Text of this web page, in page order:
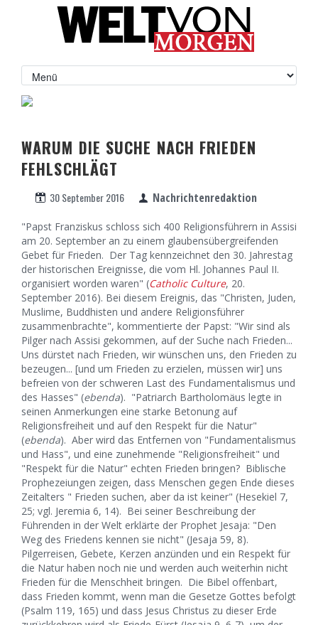
WARUM DIE SUCHE NACH FRIEDEN
FEHLSCHLÄGT
30 September 2016 Nachrichtenredaktion
"Papst Franziskus schloss sich 400 Religionsführern in Assisi
am 20. September an zu einem glaubensübergreifenden
Gebet für Frieden. Der Tag kennzeichnet den 30. Jahrestag
der historischen Ereignisse, die vom Hl. Johannes Paul II.
organisiert worden waren" (Catholic Culture, 20.
September 2016). Bei diesem Ereignis, das "Christen, Juden,
Muslime, Buddhisten und andere Religionsführer
zusammenbrachte", kommentierte der Papst: "Wir sind als
Pilger nach Assisi gekommen, auf der Suche nach Frieden...
Uns dürstet nach Frieden, wir wünschen uns, den Frieden zu
bezeugen... [und um Frieden zu erzielen, müssen wir] uns
befreien von der schweren Last des Fundamentalismus und
des Hasses" (ebenda). "Patriarch Bartholomäus legte in
seinen Anmerkungen eine starke Betonung auf
Religionsfreiheit und auf den Respekt für die Natur"
(ebenda). Aber wird das Entfernen von "Fundamentalismus
und Hass", und eine zunehmende "Religionsfreiheit" und
"Respekt für die Natur" echten Frieden bringen? Biblische
Prophezeiungen zeigen, dass Menschen gegen Ende dieses
Zeitalters " Frieden suchen, aber da ist keiner" (Hesekiel 7,
25; vgl. Jeremia 6, 14). Bei seiner Beschreibung der
Führenden in der Welt erklärte der Prophet Jesaja: "Den
Weg des Friedens kennen sie nicht" (Jesaja 59, 8).
Pilgerreisen, Gebete, Kerzen anzünden und ein Respekt für
die Natur haben noch nie und werden auch weiterhin nicht
Frieden für die Menschheit bringen. Die Bibel offenbart,
dass Frieden kommt, wenn man die Gesetze Gottes befolgt
(Psalm 119, 165) und dass Jesus Christus zu dieser Erde